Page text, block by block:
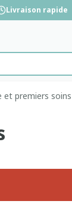
Livraison rapide
et premiers soins